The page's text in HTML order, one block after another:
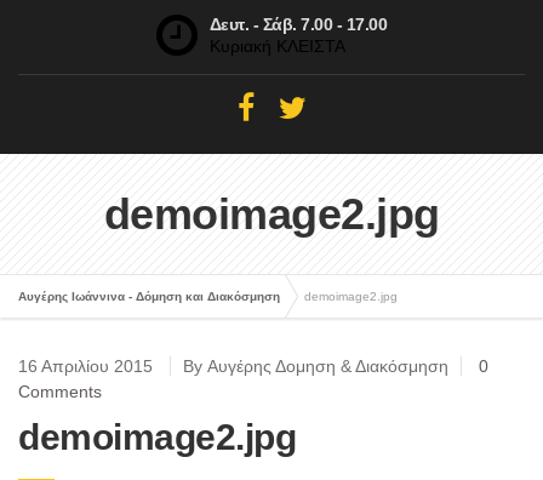
Δευτ. - Σάβ. 7.00 - 17.00
Κυριακή ΚΛΕΙΣΤΑ
demoimage2.jpg
Αυγέρης Ιωάννινα - Δόμηση και Διακόσμηση demoimage2.jpg
16 Απριλίου 2015 By Αυγέρης Δομηση & Διακόσμηση
0
Comments
demoimage2.jpg